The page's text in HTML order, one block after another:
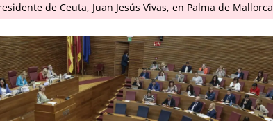
de Ceuta, Juan Jesús Vivas, en Palma de Mallorca